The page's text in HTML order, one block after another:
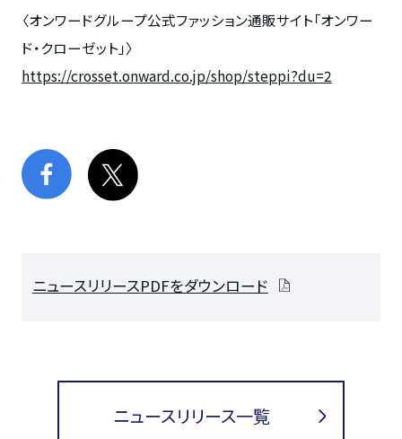
〈オンワードグループ公式ファッション通販サイト「オンワー
ド・クローゼット」〉
https://crosset.onward.co.jp/shop/steppi?du=2
ニュースリリースPDFをダウンロード
ニュースリリース一覧